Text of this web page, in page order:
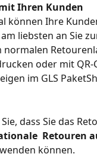
Ihren Kunden
können Ihre
liebsten an Sie
oder mit QR-
im GLS
dass Sie das
Retouren
können.